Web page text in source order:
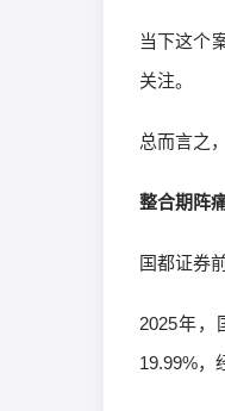
当下这个
关注。
总而言之
整合期阵
国都证券
2025年，
19.99%，